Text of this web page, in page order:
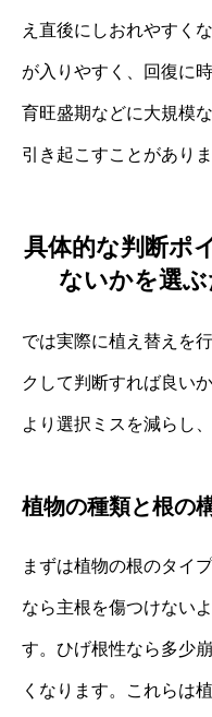
え直後にしおれやすく
が入りやすく、回復に
育旺盛期などに大規模
引き起こすことがありま
具体的な判断ポ
ないかを選
では実際に植え替えを
クして判断すれば良い
より選択ミスを減らし
植物の種類と根の
まずは植物の根のタイ
なら主根を傷つけない
す。ひげ根性なら多少
くなります。これらは